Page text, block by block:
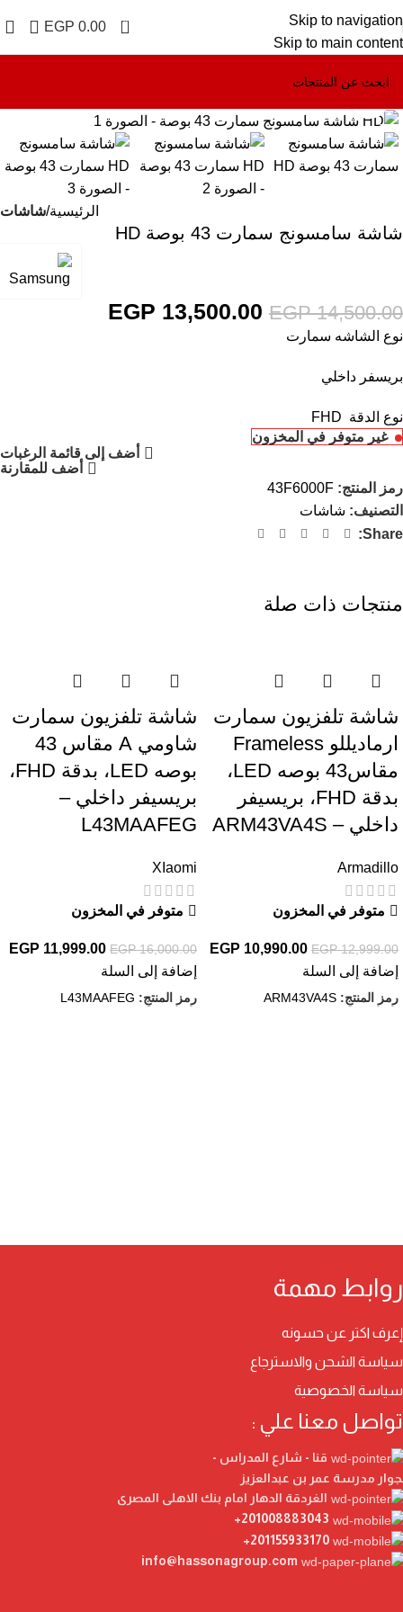
Skip to navigation
Skip to main content
0
EGP 0.00
-7%
الرئيسية شاشات
شاشة سامسونج سمارت 43 بوصة HD
EGP14,500.00
EGP 13,500.00
نوع الشاشه سمارت
بريسفر داخلي
نوع الدقة FHD
غير متوفر في المخزون
أضف إلى قائمة الرغبات
أضف للمقارنة
رمز المنتج: 43F6000F
التصنيف: شاشات
Share:
منتجات ذات صلة
شاشة تلفزيون سمارت
ارماديللو Frameless
مقاس43 بوصه LED،
بدقة FHD، بريسيفر
داخلي – ARM43VA4S
Armadillo
متوفر في المخزون
EGP12,999.00
EGP 10,990.00
إضافة إلى السلة
رمز المنتج: ARM43VA4S
شاشة تلفزيون سمارت
شاومي A مقاس 43
بوصه LED، بدقة FHD،
بريسيفر داخلي –
L43MAAFEG
XIaomi
متوفر في المخزون
EGP16,000.00
EGP 11,999.00
إضافة إلى السلة
رمز المنتج: L43MAAFEG
روابط مهمة
إعرف اكتر عن حسونه
سياسة الشحن والاسترجاع
سياسة الخصوصية
تواصل معنا علي :
قنا - شارع المدراس -
مدرسة عمر بن عبدالعزيز
الغردقة الدهار امام بنك الاهلى المصرى
201008883043+
201155933170+
info@hassonagroup.com